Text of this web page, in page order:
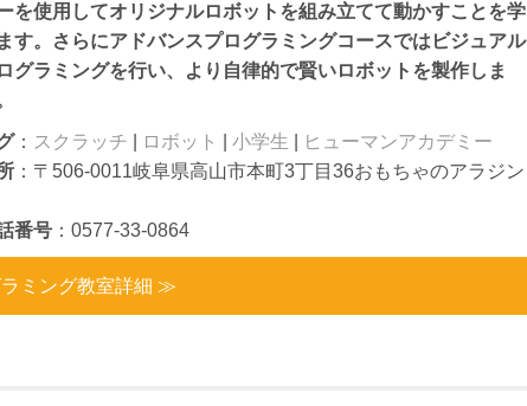
を使用してオリジナルロボットを組み立てて動かすことを学
す。さらにアドバンスプログラミングコースではビジュアル
グラミングを行い、より自律的で賢いロボットを製作しま
： スクラッチ ロボット 小学生
ヒューマンアカデミー
：〒506-0011岐阜県高山市本町3丁目36おもちゃのアラジン
番号 ：0577-33-0864
ミング教室詳細 ≫